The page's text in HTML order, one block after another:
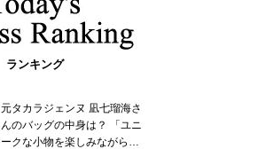
ランキング
元タカラジェンヌ 凪七瑠海さ
んのバッグの中身は？ 「ユニ
ークな小物を楽しみながら…